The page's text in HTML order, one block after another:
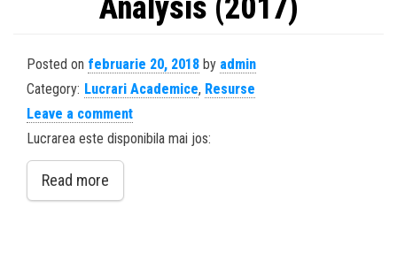
Analysis (2017)
Posted on februarie 20, 2018 by admin
Category: Lucrari Academice, Resurse
Leave a comment
Lucrarea este disponibila mai jos:
Read more